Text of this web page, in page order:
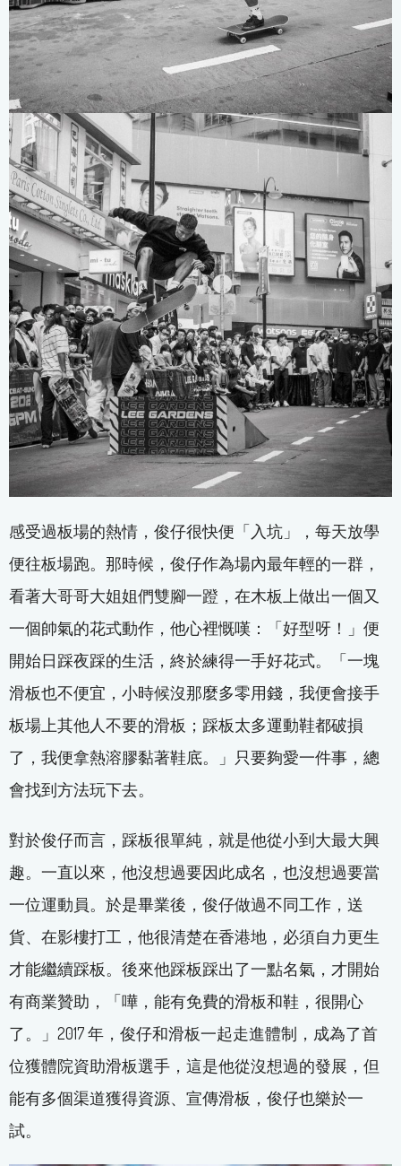
感受過板場的熱情，俊仔很快便「入坑」，每天放學
便往板場跑。那時候，俊仔作為場內最年輕的一群，
看著大哥哥大姐姐們雙腳一蹬，在木板上做出一個又
一個帥氣的花式動作，他心裡慨嘆：「好型呀！」便
開始日踩夜踩的生活，終於練得一手好花式。「一塊
滑板也不便宜，小時候沒那麼多零用錢，我便會接手
板場上其他人不要的滑板；踩板太多運動鞋都破損
了，我便拿熱溶膠黏著鞋底。」只要夠愛一件事，總
會找到方法玩下去。
對於俊仔而言，踩板很單純，就是他從小到大最大興
趣。一直以來，他沒想過要因此成名，也沒想過要當
一位運動員。於是畢業後，俊仔做過不同工作，送
貨、在影樓打工，他很清楚在香港地，必須自力更生
才能繼續踩板。後來他踩板踩出了一點名氣，才開始
有商業贊助，「嘩，能有免費的滑板和鞋，很開心
了。」2017 年，俊仔和滑板一起走進體制，成為了首
位獲體院資助滑板選手，這是他從沒想過的發展，但
能有多個渠道獲得資源、宣傳滑板，俊仔也樂於一
試。